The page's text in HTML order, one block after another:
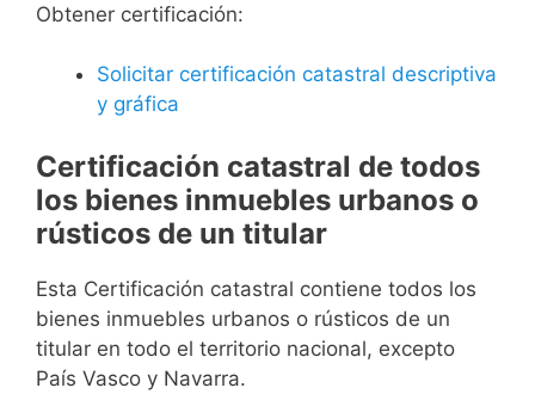
Obtener certificación:
Solicitar certificación catastral descriptiva
y gráfica
Certificación catastral de todos
los bienes inmuebles urbanos o
rústicos de un titular
Esta Certificación catastral contiene todos los
bienes inmuebles urbanos o rústicos de un
titular en todo el territorio nacional, excepto
País Vasco y Navarra.